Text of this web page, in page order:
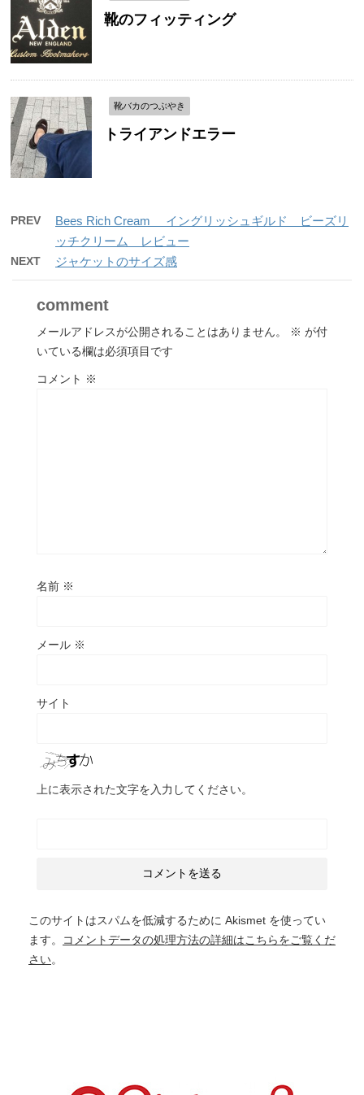
靴のフィッティング
靴バカのつぶやき
トライアンドエラー
PREV
Bees Rich Cream イングリッシュギルド ビーズリ
ッチクリーム レビュー
NEXT ジャケットのサイズ感
comment
メールアドレスが公開されることはありません。 ※ が付
いている欄は必須項目です
コメント ※
名前 ※
メール ※
サイト
上に表示された文字を入力してください。
このサイトはスパムを低減するために Akismet を使ってい
ます。
コメントデータの処理方法の詳細はこちらをご覧くだ
さい。